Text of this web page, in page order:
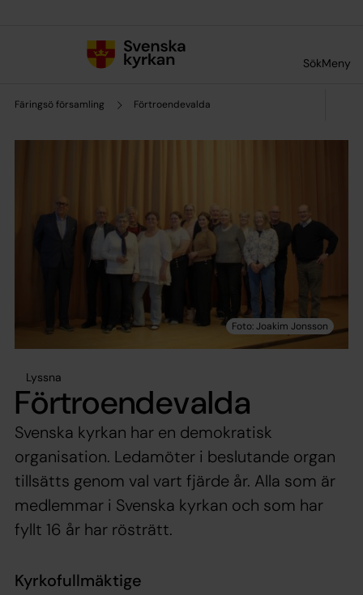
SökMeny
Färingsö församling Förtroendevalda
Lyssna
Förtroendevalda
Svenska kyrkan har en demokratisk
organisation. Ledamöter i beslutande organ
tillsätts genom val vart fjärde år. Alla som är
medlemmar i Svenska kyrkan och som har
fyllt 16 år har rösträtt.
Kyrkofullmäktige